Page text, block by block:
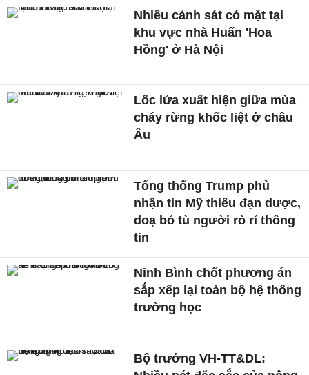
Nhiều cảnh sát có mặt tại
khu vực nhà Huấn 'Hoa
Hồng' ở Hà Nội
Lốc lửa xuất hiện giữa mùa
cháy rừng khốc liệt ở châu
Âu
Tổng thống Trump phủ
nhận tin Mỹ thiếu đạn dược,
doạ bỏ tù người rò rỉ thông
tin
Ninh Bình chốt phương án
sắp xếp lại toàn bộ hệ thống
trường học
Bộ trưởng VH-TT&DL: